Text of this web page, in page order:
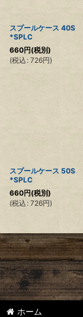
スプールケース 40S
*SPLC
660円(税別)
(税込 : 726円)
スプールケース 50S
*SPLC
660円(税別)
(税込 : 726円)
ホーム